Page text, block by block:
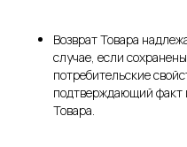
Возврат Товара
случае, если
потребительские
подтверждающий факт
Товара.